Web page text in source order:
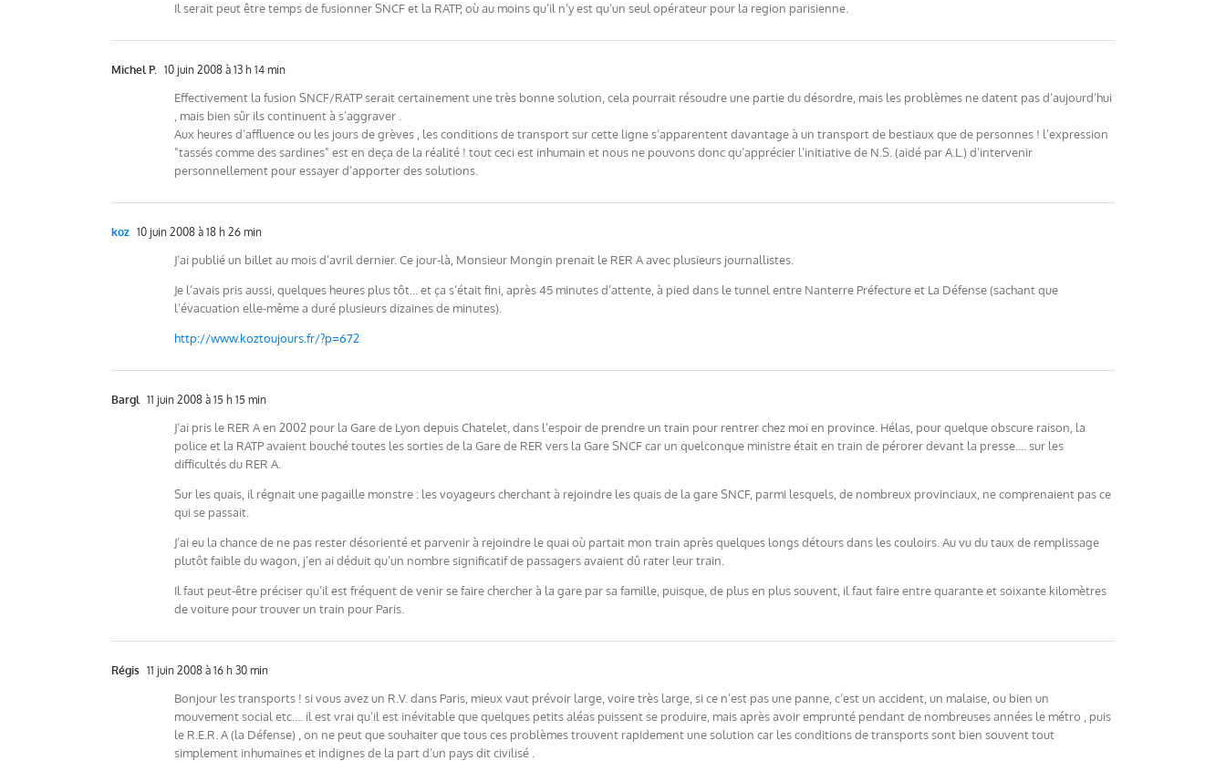
Il serait peut être temps de fusionner SNCF et la RATP, où au moins qu’il n’y est qu’un seul opérateur pour la region parisienne.
Michel P. 10 juin 2008 à 13 h 14 min
Effectivement la fusion SNCF/RATP serait certainement une très bonne solution, cela pourrait résoudre une partie du désordre, mais les problèmes ne datent pas d’aujourd’hui
, mais bien sûr ils continuent à s’aggraver .
Aux heures d’affluence ou les jours de grèves , les conditions de transport sur cette ligne s’apparentent davantage à un transport de bestiaux que de personnes ! l’expression
"tassés comme des sardines" est en deça de la réalité ! tout ceci est inhumain et nous ne pouvons donc qu’apprécier l’initiative de N.S. (aidé par A.L.) d’intervenir
personnellement pour essayer d’apporter des solutions.
koz 10 juin 2008 à 18 h 26 min
J’ai publié un billet au mois d’avril dernier. Ce jour-là, Monsieur Mongin prenait le RER A avec plusieurs journallistes.
Je l’avais pris aussi, quelques heures plus tôt… et ça s’était fini, après 45 minutes d’attente, à pied dans le tunnel entre Nanterre Préfecture et La Défense (sachant que
l’évacuation elle-même a duré plusieurs dizaines de minutes).
http://www.koztoujours.fr/?p=672
Bargl 11 juin 2008 à 15 h 15 min
J’ai pris le RER A en 2002 pour la Gare de Lyon depuis Chatelet, dans l’espoir de prendre un train pour rentrer chez moi en province. Hélas, pour quelque obscure raison, la
police et la RATP avaient bouché toutes les sorties de la Gare de RER vers la Gare SNCF car un quelconque ministre était en train de pérorer devant la presse…. sur les
difficultés du RER A.
Sur les quais, il régnait une pagaille monstre : les voyageurs cherchant à rejoindre les quais de la gare SNCF, parmi lesquels, de nombreux provinciaux, ne comprenaient pas ce
qui se passait.
J’ai eu la chance de ne pas rester désorienté et parvenir à rejoindre le quai où partait mon train après quelques longs détours dans les couloirs. Au vu du taux de remplissage
plutôt faible du wagon, j’en ai déduit qu’un nombre significatif de passagers avaient dû rater leur train.
Il faut peut-être préciser qu’il est fréquent de venir se faire chercher à la gare par sa famille, puisque, de plus en plus souvent, il faut faire entre quarante et soixante kilomètres
de voiture pour trouver un train pour Paris.
Régis 11 juin 2008 à 16 h 30 min
Bonjour les transports ! si vous avez un R.V. dans Paris, mieux vaut prévoir large, voire très large, si ce n’est pas une panne, c’est un accident, un malaise, ou bien un
mouvement social etc…. il est vrai qu’il est inévitable que quelques petits aléas puissent se produire, mais après avoir emprunté pendant de nombreuses années le métro , puis
le R.E.R. A (la Défense) , on ne peut que souhaiter que tous ces problèmes trouvent rapidement une solution car les conditions de transports sont bien souvent tout
simplement inhumaines et indignes de la part d’un pays dit civilisé .